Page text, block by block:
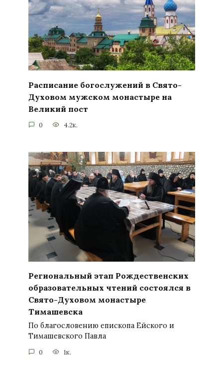
Расписание богослужений в Свято-
Духовом мужском монастыре на
Великий пост
0 4.2к.
Региональный этап Рождественских
образовательных чтений состоялся в
Свято-Духовом монастыре
Тимашевска
По благословению епископа Ейского и
Тимашевского Павла
0 1к.